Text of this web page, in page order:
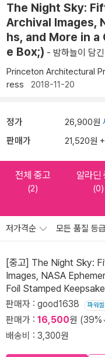
The Night Sky:
Archival Images,
hs, and More in a
e Box;) - 밤하늘이 담
Princeton Architectural
ress 2018-11-20
정가 26,900원
판매가 21,520원
전체 중고
(2)
알라딘
(0)
저가격순 모든 품질 등급
[중고] The Night Sky:
Images, NASA
Foil Stamped
판매자 : good1638 파워
판매가 : 16,500원
배송비 : 3,300원